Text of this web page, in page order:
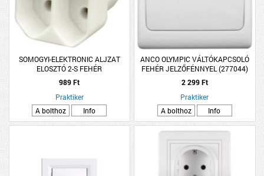
SOMOGYI-ELEKTRONIC ALJZAT
ELOSZTÓ 2-S FEHÉR
989 Ft
Praktiker
A bolthoz
Info
ANCO OLYMPIC VÁLTÓKAPCSOLÓ
FEHÉR JELZŐFÉNNYEL (277044)
2 299 Ft
Praktiker
A bolthoz
Info